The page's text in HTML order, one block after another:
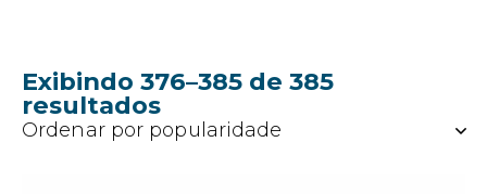
Exibindo 376–385 de 385
resultados